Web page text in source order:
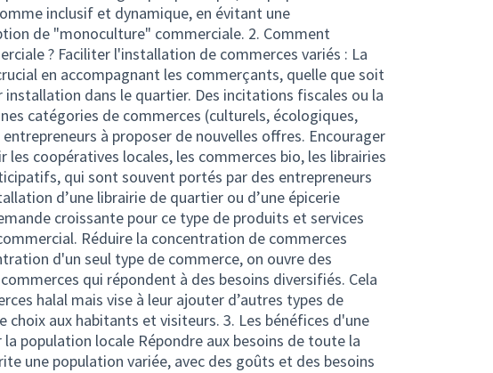
inclusif et dynamique, en évitant une
de "monoculture" commerciale. 2. Comment
? Faciliter l'installation de commerces variés : La
en accompagnant les commerçants, quelle que soit
dans le quartier. Des incitations fiscales ou la
catégories de commerces (culturels, écologiques,
à proposer de nouvelles offres. Encourager
les coopératives locales, les commerces bio, les librairies
qui sont souvent portés par des entrepreneurs
d’une librairie de quartier ou d’une épicerie
croissante pour ce type de produits et services
Réduire la concentration de commerces
d'un seul type de commerce, on ouvre des
qui répondent à des besoins diversifiés. Cela
halal mais vise à leur ajouter d’autres types de
choix aux habitants et visiteurs. 3. Les bénéfices d'une
population locale Répondre aux besoins de toute la
une population variée, avec des goûts et des besoins